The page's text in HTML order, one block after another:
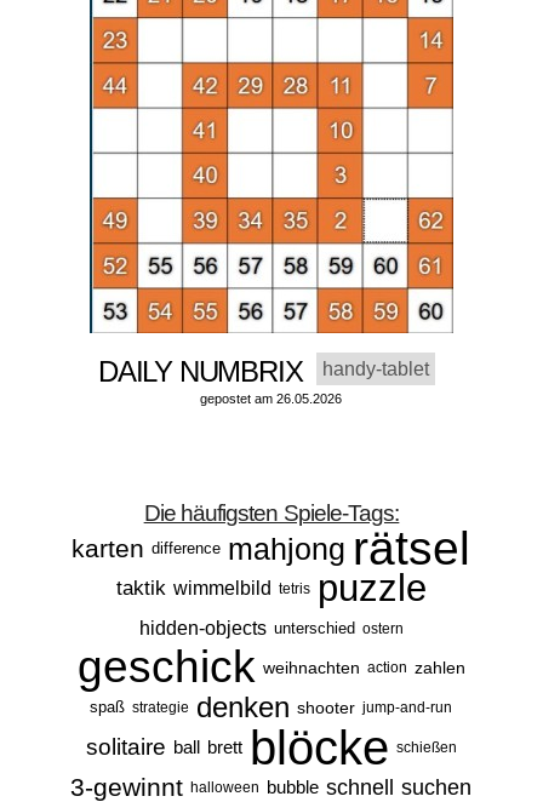
DAILY NUMBRIX handy-tablet
gepostet am 26.05.2026
Die häufigsten Spiele-Tags:
karten difference mahjong rätsel
taktik wimmelbild tetris puzzle
hidden-objects unterschied ostern
geschick weihnachten action zahlen
spaß strategie denken shooter jump-and-run
solitaire ball brett blöcke schießen
3-gewinnt halloween bubble schnell suchen